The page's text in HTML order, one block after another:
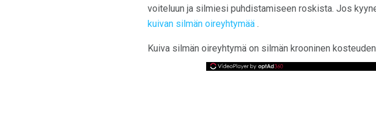
voiteluun ja silmiesi puhdistamiseen roskista. Jos
kuivan silmän oireyhtymää .
Kuiva silmän oireyhtymä on silmän krooninen